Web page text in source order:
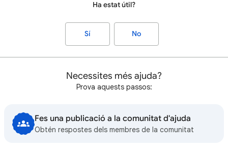
Ha estat útil?
Sí No
Necessites més ajuda?
Prova aquests passos:
Fes una publicació a la comunitat d'ajuda
Obtén respostes dels membres de la comunitat